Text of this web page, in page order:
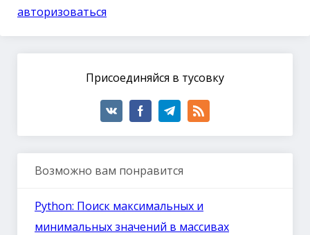
авторизоваться
Присоединяйся в тусовку
Возможно вам понравится
Python: Поиск максимальных и
минимальных значений в массивах